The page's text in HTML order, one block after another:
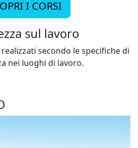
I CORSI
sul lavoro
secondo le specifiche di
nei luoghi di lavoro.